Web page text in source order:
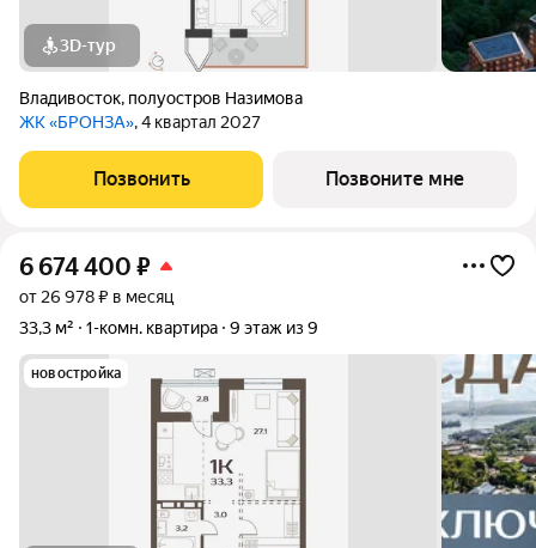
3D-тур
Владивосток, полуостров Назимова
ЖК «БРОНЗА», 4 квартал 2027
Позвонить Позвоните мне
6 674 400 ₽
от 26 978 ₽ в месяц
33,3 м²
1-комн. квартира 9 этаж из 9
новостройка